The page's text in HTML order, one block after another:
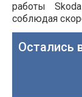
работы
соблюдая
Остались